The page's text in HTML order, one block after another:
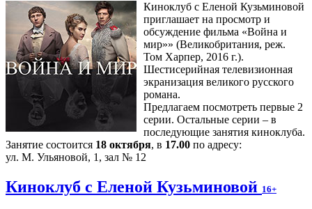
Киноклуб с Еленой Кузьминовой
приглашает на просмотр и
обсуждение фильма «Война и
мир»» (Великобритания, реж.
Том Харпер, 2016 г.).
Шестисерийная телевизионная
экранизация великого русского
романа.
Предлагаем посмотреть первые 2
серии. Остальные серии – в
последующие занятия киноклуба.
Занятие состоится 18 октября, в 17.00 по адресу:
ул. М. Ульяновой, 1, зал № 12
Киноклуб с Еленой Кузьминовой 16+